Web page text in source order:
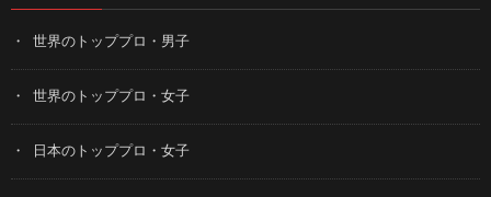
世界のトッププロ・男子
世界のトッププロ・女子
日本のトッププロ・女子